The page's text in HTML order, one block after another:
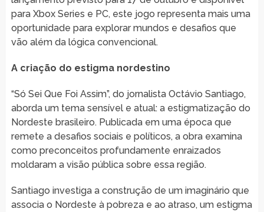
para Xbox Series e PC, este jogo representa mais uma
oportunidade para explorar mundos e desafios que
vão além da lógica convencional.
A criação do estigma nordestino
“Só Sei Que Foi Assim”, do jornalista Octávio Santiago,
aborda um tema sensível e atual: a estigmatização do
Nordeste brasileiro. Publicada em uma época que
remete a desafios sociais e políticos, a obra examina
como preconceitos profundamente enraizados
moldaram a visão pública sobre essa região.
Santiago investiga a construção de um imaginário que
associa o Nordeste à pobreza e ao atraso, um estigma